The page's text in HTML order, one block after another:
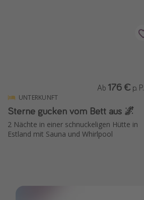
UNTERKUNFT
Sterne gucken vom Bett aus 🌌
2 Nächte in einer schnuckeligen Hütte in
Estland mit Sauna und Whirlpool
Ab 176 € p. P.